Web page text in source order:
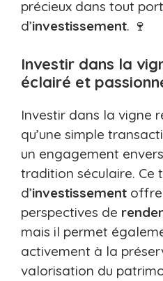
précieux dans tout
d’investissement. 🍷
Investir dans la
éclairé et
Investir dans la vigne
qu’une simple
un engagement
tradition séculaire. Ce
d’investissement offre
perspectives de
mais il permet
activement à la
valorisation du